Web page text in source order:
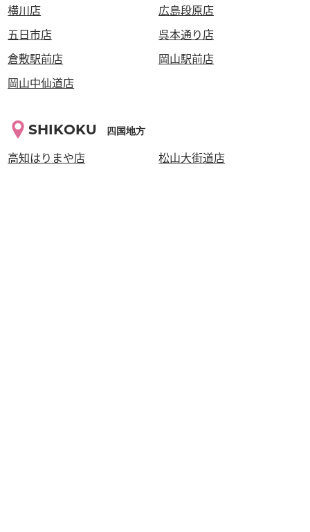
横川店
広島段原店
五日市店
呉本通り店
倉敷駅前店
岡山駅前店
岡山中仙道店
SHIKOKU 四国地方
高知はりまや店
松山大街道店